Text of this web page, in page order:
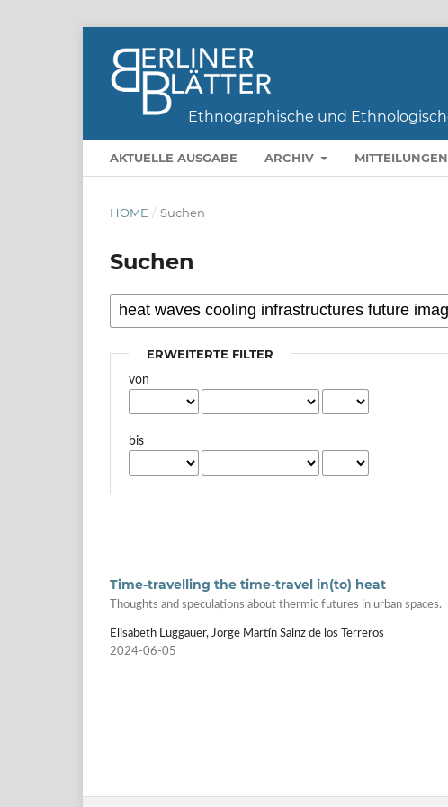
AKTUELLE AUSGABE ARCHIV MITTEILUNGEN
HOME / Suchen
Suchen
ERWEITERTE FILTER
von
bis
Time-travelling the time-travel in(to) heat
Thoughts and speculations about thermic futures in urban spaces.
Elisabeth Luggauer, Jorge Martín Sainz de los Terreros
2024-06-05